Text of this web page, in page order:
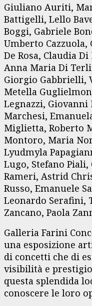
Giuliano Auriti,
Battigelli, Lello
Boggi, Gabriele
Umberto
De Rosa, Claudia
Anna Maria Di
Giorgio Gabbrielli,
Metella
Legnazzi,
Marchesi,
Miglietta, Roberto
Montoro, Maria
Lyudmyla
Lugo, Stefano
Rameri, Astrid
Russo, Emanuele
Leonardo Serafini,
Zancano, Paola
Galleria Farini
una esposizione
di concetti che di
visibilità e
questa splendida
conoscere le loro